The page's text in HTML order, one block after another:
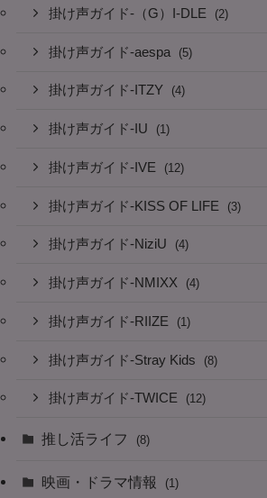
掛け声ガイド-（G）I-DLE (2)
掛け声ガイド-aespa (5)
掛け声ガイド-ITZY (4)
掛け声ガイド-IU (1)
掛け声ガイド-IVE (12)
掛け声ガイド-KISS OF LIFE (3)
掛け声ガイド-NiziU (4)
掛け声ガイド-NMIXX (4)
掛け声ガイド-RIIZE (1)
掛け声ガイド-Stray Kids (8)
掛け声ガイド-TWICE (12)
推し活ライフ (8)
映画・ドラマ情報 (1)